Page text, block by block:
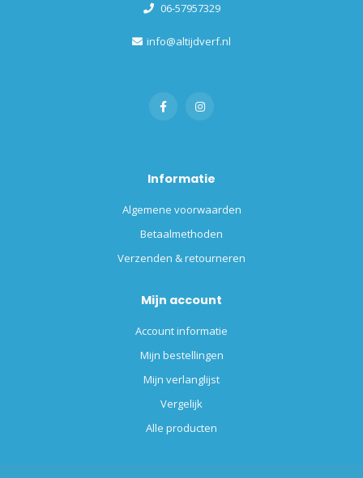
06-57957329
info@altijdverf.nl
Informatie
Algemene voorwaarden
Betaalmethoden
Verzenden & retourneren
Mijn account
Account informatie
Mijn bestellingen
Mijn verlanglijst
Vergelijk
Alle producten